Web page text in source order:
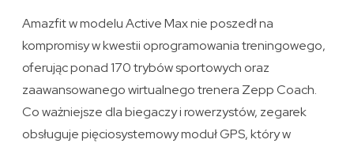
Amazfit w modelu Active Max nie poszedł na
kompromisy w kwestii oprogramowania treningowego,
oferując ponad 170 trybów sportowych oraz
zaawansowanego wirtualnego trenera Zepp Coach.
Co ważniejsze dla biegaczy i rowerzystów, zegarek
obsługuje pięciosystemowy moduł GPS, który w